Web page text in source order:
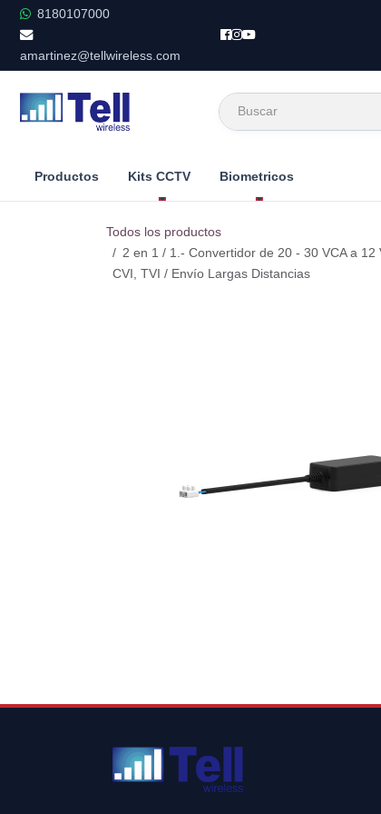
Ir al contenido
8180107000
amartinez@tellwireless.com
Productos Kits CCTV Biometricos
Todos los productos
2 en 1 / 1.- Convertidor de 20 - 30 VCA a
CVI, TVI / Envío Largas Distancias